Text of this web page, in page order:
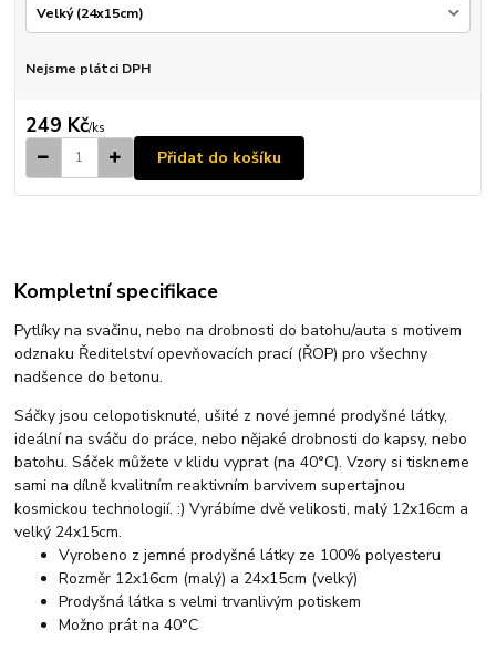
Nejsme plátci DPH
249 Kč/ks
Přidat do košíku
Kompletní specifikace
Pytlíky na svačinu, nebo na drobnosti do batohu/auta s motivem
odznaku Ředitelství opevňovacích prací (ŘOP) pro všechny
nadšence do betonu.
Sáčky jsou celopotisknuté, ušité z nové jemné prodyšné látky,
ideální na sváču do práce, nebo nějaké drobnosti do kapsy, nebo
batohu. Sáček můžete v klidu vyprat (na 40°C). Vzory si tiskneme
sami na dílně kvalitním reaktivním barvivem supertajnou
kosmickou technologií. :) Vyrábíme dvě velikosti, malý 12x16cm a
velký 24x15cm.
Vyrobeno z jemné prodyšné látky ze 100% polyesteru
Rozměr 12x16cm (malý) a 24x15cm (velký)
Prodyšná látka s velmi trvanlivým potiskem
Možno prát na 40°C